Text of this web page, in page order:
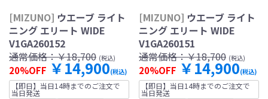
[MIZUNO] ウエーブ ライト
ニング エリート WIDE
V1GA260152
通常価格：￥18,700 (税込)
20%OFF ￥14,900(税込)
【即日】当日14時までのご注文で
当日発送
[MIZUNO] ウエーブ ライト
ニング エリート WIDE
V1GA260151
通常価格：￥18,700 (税込)
20%OFF ￥14,900(税込)
【即日】当日14時までのご注文で
当日発送